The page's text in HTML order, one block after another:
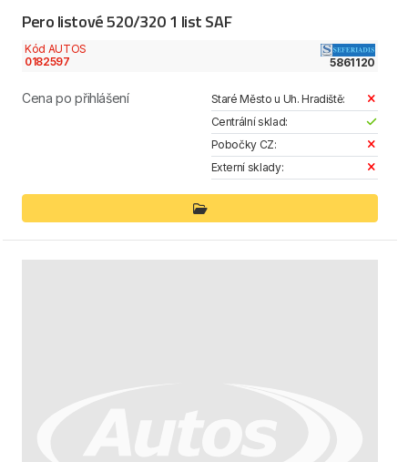
Pero listové 520/320 1 list SAF
Kód AUTOS
0182597
5861120
Cena po přihlášení
Staré Město u Uh. Hradiště:
Centrální sklad:
Pobočky CZ:
Externí sklady: